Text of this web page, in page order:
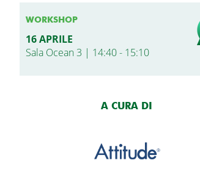
WORKSHOP
16 APRILE
Sala Ocean 3 | 14:40 - 15:10
A CURA DI